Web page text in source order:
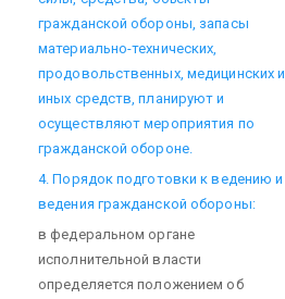
гражданской обороны, запасы
материально-технических,
продовольственных, медицинских и
иных средств, планируют и
осуществляют мероприятия по
гражданской обороне.
4. Порядок подготовки к ведению и
ведения гражданской обороны:
в федеральном органе
исполнительной власти
определяется положением об